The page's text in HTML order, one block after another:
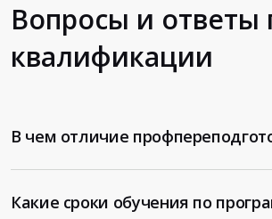
Вопросы и
квалификации
В чем отличие
Какие сроки обучения по